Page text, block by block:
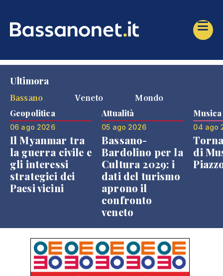
Ultimora
Bassano
Veneto Mondo
Geopolitica
06 ago 2026
Il Myanmar tra
la guerra civile e
gli interessi
strategici dei
Paesi vicini
Attualità
05 ago 2026
Bassano-
Bardolino per la
Cultura 2029: i
dati del turismo
aprono il
confronto
veneto
Musica
04 ago
di